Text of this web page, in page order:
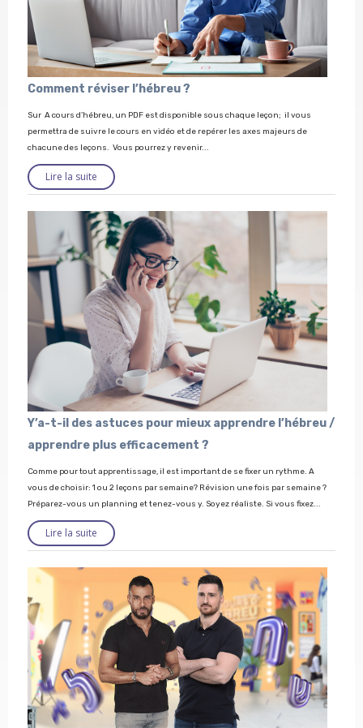
Comment réviser l’hébreu ?
Sur A cours d’hébreu, un PDF est disponible sous chaque leçon; il vous
permettra de suivre le cours en vidéo et de repérer les axes majeurs de
chacune des leçons. Vous pourrez y revenir...
Lire la suite
Y’a-t-il des astuces pour mieux apprendre l’hébreu /
apprendre plus efficacement ?
Comme pour tout apprentissage, il est important de se fixer un rythme. A
vous de choisir: 1 ou 2 leçons par semaine? Révision une fois par semaine ?
Préparez-vous un planning et tenez-vous y. Soyez réaliste. Si vous fixez...
Lire la suite